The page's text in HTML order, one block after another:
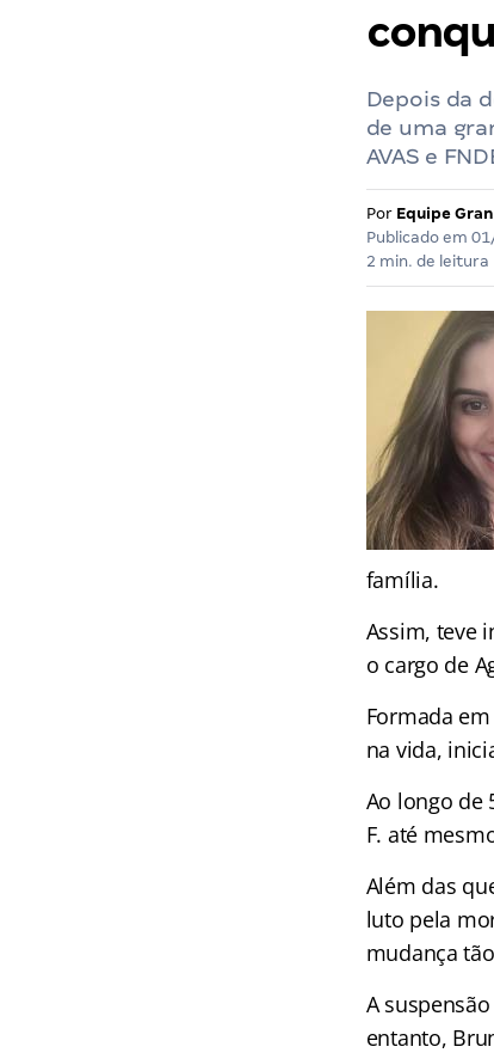
Depois da
de uma
AVAS e
Por Equipe Gran
Publicado em
2 min. de leitura
família.
Assim, teve
o cargo de
Formada
na vida,
Ao longo de
F. até
Além das
luto pela
mudança
A
entanto,